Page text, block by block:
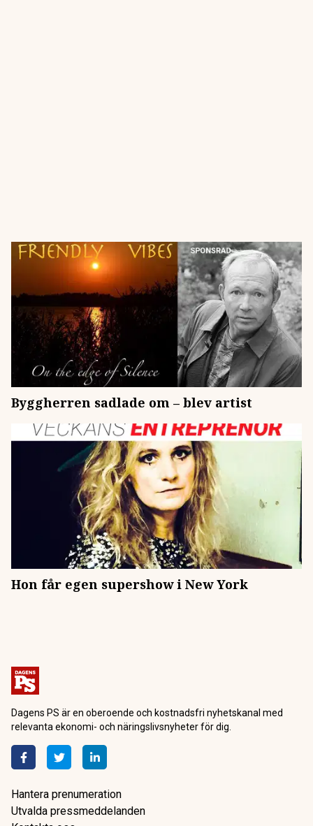
Byggherren sadlade om – blev artist
Hon får egen supershow i New York
Dagens PS är en oberoende och kostnadsfri nyhetskanal med
relevanta ekonomi- och näringslivsnyheter för dig.
Hantera prenumeration
Utvalda pressmeddelanden